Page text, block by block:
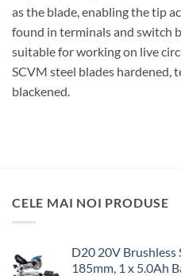
as the blade, enabling the tip
found in terminals and switch
suitable for working on live
SCVM steel blades hardened,
blackened.
CELE MAI NOI PRODUSE
D20 20V Brushless
185mm, 1 x 5.0Ah